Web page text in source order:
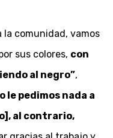
la comunidad, vamos
sus colores, con
al negro”,
le pedimos nada a
al contrario,